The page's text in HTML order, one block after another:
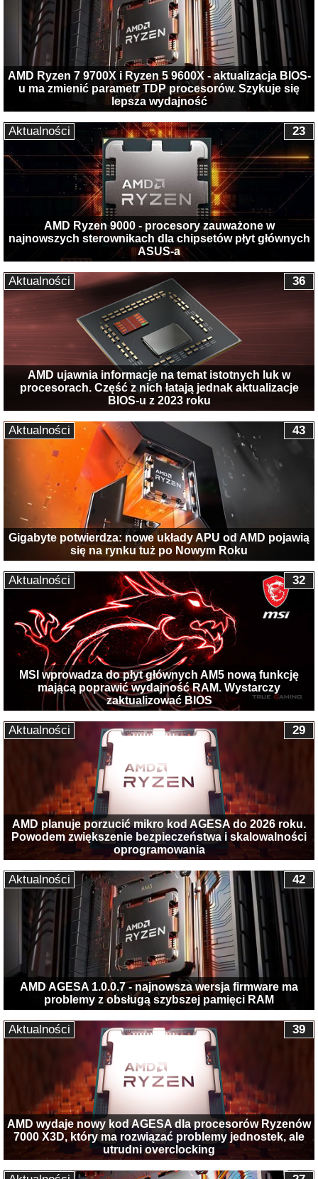
AMD Ryzen 7 9700X i Ryzen 5 9600X - aktualizacja BIOS-
u ma zmienić parametr TDP procesorów. Szykuje się
lepsza wydajność
AMD Ryzen 9000 - procesory zauważone w
najnowszych sterownikach dla chipsetów płyt głównych
ASUS-a
23
Aktualności
AMD ujawnia informacje na temat istotnych luk w
procesorach. Część z nich łatają jednak aktualizacje
BIOS-u z 2023 roku
36
Aktualności
Gigabyte potwierdza: nowe układy APU od AMD pojawią
się na rynku tuż po Nowym Roku
43
Aktualności
MSI wprowadza do płyt głównych AM5 nową funkcję
mającą poprawić wydajność RAM. Wystarczy
zaktualizować BIOS
32
Aktualności
AMD planuje porzucić mikro kod AGESA do 2026 roku.
Powodem zwiększenie bezpieczeństwa i skalowalności
oprogramowania
29
Aktualności
AMD AGESA 1.0.0.7 - najnowsza wersja firmware ma
problemy z obsługą szybszej pamięci RAM
42
Aktualności
AMD wydaje nowy kod AGESA dla procesorów Ryzenów
7000 X3D, który ma rozwiązać problemy jednostek, ale
utrudni overclocking
39
Aktualności